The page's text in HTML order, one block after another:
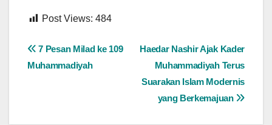
Post Views: 484
Navigasi
Haedar Nashir Ajak Kader
Muhammadiyah Terus
Suarakan Islam Modernis
yang Berkemajuan
7 Pesan Milad ke 109
Muhammadiyah